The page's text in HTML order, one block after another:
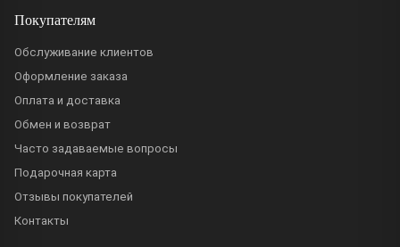
Покупателям
Обслуживание клиентов
Оформление заказа
Оплата и доставка
Обмен и возврат
Часто задаваемые вопросы
Подарочная карта
Отзывы покупателей
Контакты